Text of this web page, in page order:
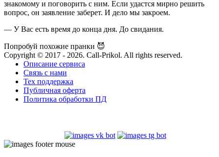
знакомому и поговорить с ним. Если удастся мирно решить
вопрос, он заявление заберет. И дело мы закроем.
— У Вас есть время до конца дня. До свидания.
Попробуй похожие пранки 😈
Copyright © 2017 - 2026. Call-Prikol. All rights reserved.
Описание сервиса
Связь с нами
Тех поддержка
Публичная оферта
Политика обработки ПД